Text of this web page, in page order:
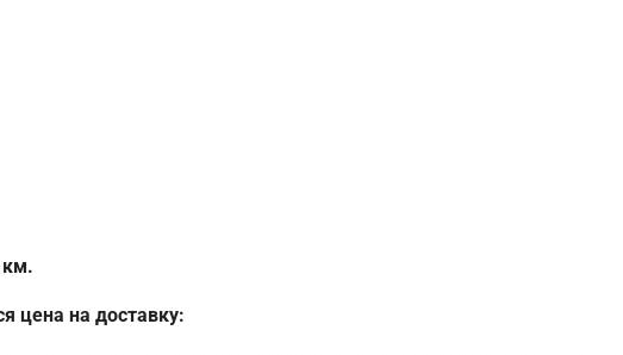
км.
цена на доставку: